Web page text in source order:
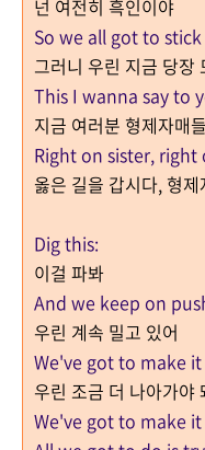
넌 여전히 흑인이야
So we all got to
그러니 우린 지금 당장
This I wanna say to
지금 여러분 형제자매
Right on sister,
옳은 길을 갑시다, 형제
Dig this:
이걸 파봐
And we keep on
우린 계속 밀고 있어
We've got to make
우린 조금 더 나아가야
We've got to make